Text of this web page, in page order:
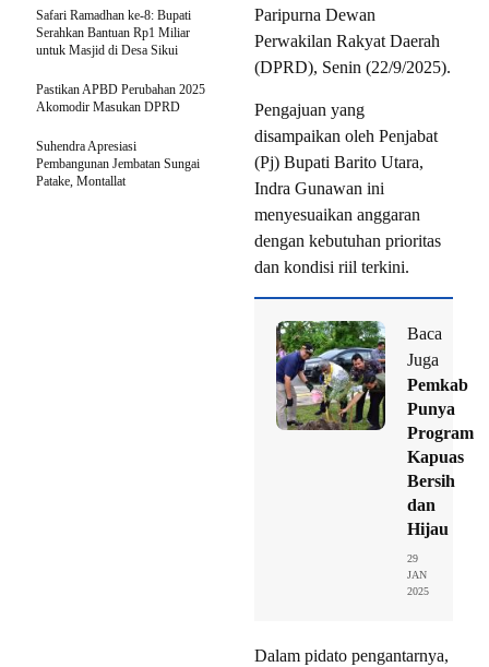
Paripurna Dewan
Perwakilan Rakyat Daerah
(DPRD), Senin (22/9/2025).
Pengajuan yang
disampaikan oleh Penjabat
(Pj) Bupati Barito Utara,
Indra Gunawan ini
menyesuaikan anggaran
dengan kebutuhan prioritas
dan kondisi riil terkini.
Baca
Juga
Pemkab
Punya
Program
Kapuas
Bersih
dan
Hijau
29
JAN
2025
Dalam pidato pengantarnya,
Safari Ramadhan ke-8: Bupati
Serahkan Bantuan Rp1 Miliar
untuk Masjid di Desa Sikui
Pastikan APBD Perubahan 2025
Akomodir Masukan DPRD
Suhendra Apresiasi
Pembangunan Jembatan Sungai
Patake, Montallat